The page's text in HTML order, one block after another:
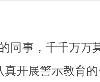
同事，千千万万
开展警示教育的